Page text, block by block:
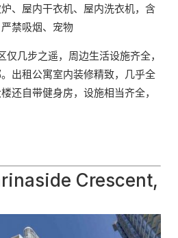
、屋内干衣机、屋内洗衣机，含
禁吸烟、宠物
仅几步之遥，周边生活设施齐全，
出租公寓室内装修精致，几乎全
还自带健身房，设施相当齐全，
Crescent,